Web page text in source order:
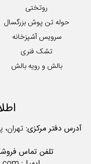
روتختی
حوله تن پوش بزرگسال
سرویس آشپزخانه
تشک فنری
بالش و رویه بالش
آدرس دفتر مرکزی:تهران،
تلفن تماس